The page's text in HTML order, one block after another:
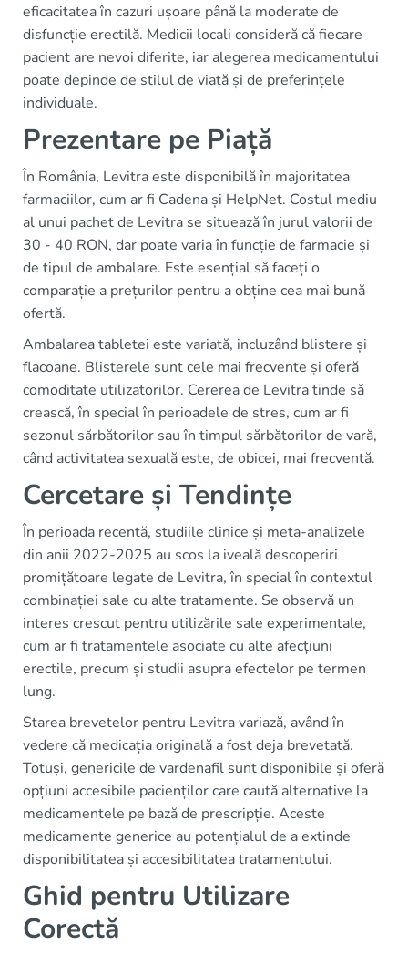
eficacitatea în cazuri ușoare până la moderate de
disfuncție erectilă. Medicii locali consideră că fiecare
pacient are nevoi diferite, iar alegerea medicamentului
poate depinde de stilul de viață și de preferințele
individuale.
Prezentare pe Piață
În România, Levitra este disponibilă în majoritatea
farmaciilor, cum ar fi Cadena și HelpNet. Costul mediu
al unui pachet de Levitra se situează în jurul valorii de
30 - 40 RON, dar poate varia în funcție de farmacie și
de tipul de ambalare. Este esențial să faceți o
comparație a prețurilor pentru a obține cea mai bună
ofertă.
Ambalarea tabletei este variată, incluzând blistere și
flacoane. Blisterele sunt cele mai frecvente și oferă
comoditate utilizatorilor. Cererea de Levitra tinde să
crească, în special în perioadele de stres, cum ar fi
sezonul sărbătorilor sau în timpul sărbătorilor de vară,
când activitatea sexuală este, de obicei, mai frecventă.
Cercetare și Tendințe
În perioada recentă, studiile clinice și meta-analizele
din anii 2022-2025 au scos la iveală descoperiri
promițătoare legate de Levitra, în special în contextul
combinației sale cu alte tratamente. Se observă un
interes crescut pentru utilizările sale experimentale,
cum ar fi tratamentele asociate cu alte afecțiuni
erectile, precum și studii asupra efectelor pe termen
lung.
Starea brevetelor pentru Levitra variază, având în
vedere că medicația originală a fost deja brevetată.
Totuși, genericile de vardenafil sunt disponibile și oferă
opțiuni accesibile pacienților care caută alternative la
medicamentele pe bază de prescripție. Aceste
medicamente generice au potențialul de a extinde
disponibilitatea și accesibilitatea tratamentului.
Ghid pentru Utilizare
Corectă